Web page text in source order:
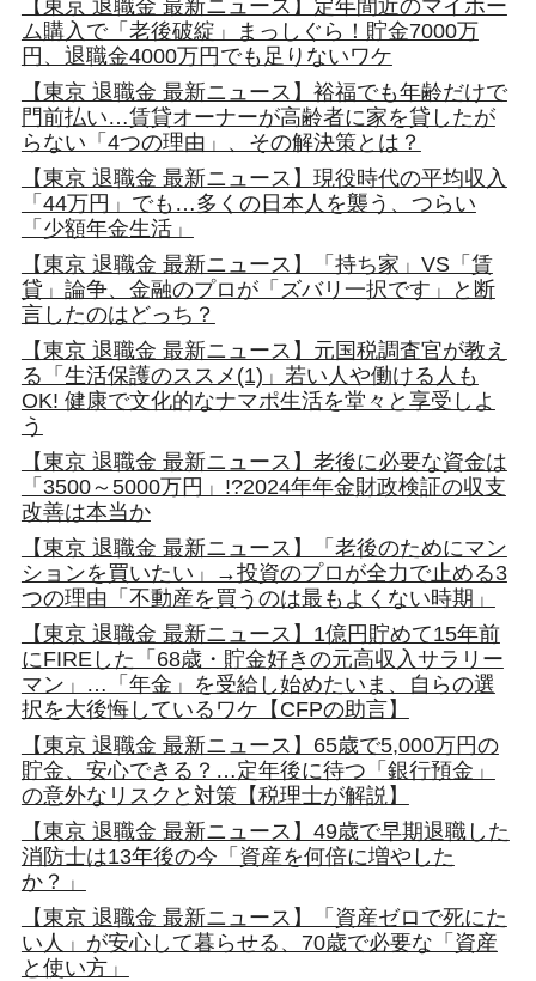
【東京 退職金 最新ニュース】定年間近のマイホー
ム購入で「老後破綻」まっしぐら！貯金7000万
円、退職金4000万円でも足りないワケ
【東京 退職金 最新ニュース】裕福でも年齢だけで
門前払い…賃貸オーナーが高齢者に家を貸したが
らない「4つの理由」、その解決策とは？
【東京 退職金 最新ニュース】現役時代の平均収入
「44万円」でも…多くの日本人を襲う、つらい
「少額年金生活」
【東京 退職金 最新ニュース】「持ち家」VS「賃
貸」論争、金融のプロが「ズバリ一択です」と断
言したのはどっち？
【東京 退職金 最新ニュース】元国税調査官が教え
る「生活保護のススメ(1)」若い人や働ける人も
OK! 健康で文化的なナマポ生活を堂々と享受しよ
う
【東京 退職金 最新ニュース】老後に必要な資金は
「3500～5000万円」!?2024年年金財政検証の収支
改善は本当か
【東京 退職金 最新ニュース】「老後のためにマン
ションを買いたい」→投資のプロが全力で止める3
つの理由「不動産を買うのは最もよくない時期」
【東京 退職金 最新ニュース】1億円貯めて15年前
にFIREした「68歳・貯金好きの元高収入サラリー
マン」…「年金」を受給し始めたいま、自らの選
択を大後悔しているワケ【CFPの助言】
【東京 退職金 最新ニュース】65歳で5,000万円の
貯金、安心できる？…定年後に待つ「銀行預金」
の意外なリスクと対策【税理士が解説】
【東京 退職金 最新ニュース】49歳で早期退職した
消防士は13年後の今「資産を何倍に増やした
か？」
【東京 退職金 最新ニュース】「資産ゼロで死にた
い人」が安心して暮らせる、70歳で必要な「資産
と使い方」